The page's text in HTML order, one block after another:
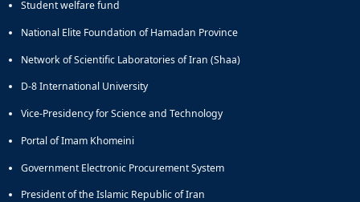
Student welfare fund
National Elite Foundation of Hamadan Province
Network of Scientific Laboratories of Iran (Shaa)
D-8 International University
Vice-Presidency for Science and Technology
Portal of Imam Khomeini
Government Electronic Procurement System
President of the Islamic Republic of Iran